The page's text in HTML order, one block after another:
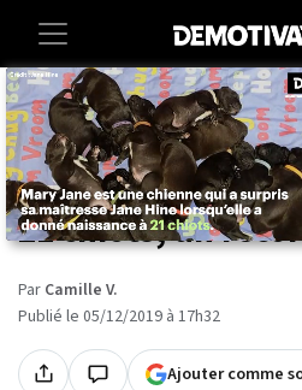
Accueil Societe Animaux
Une chienne a
au nombre
21 chiots, un
Par Camille V.
Publié le 05/12/2019 à 17h32
Ajouter comme